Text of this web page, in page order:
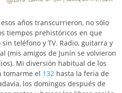
años transcurrieron, no sólo
tiempos prehistóricos en que
teléfono y TV. Radio, guitarra y
(mis amigos de Junín se volvieron
Mi diversión habitual de los
tomarme el 132 hasta la feria de
los domingos después de